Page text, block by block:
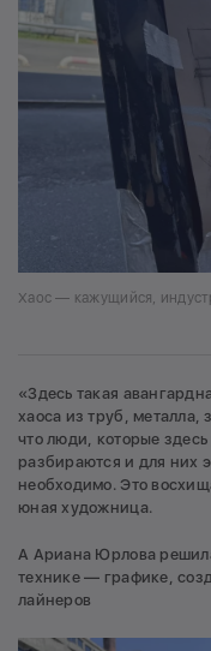
Хаос — кажущийся,
«Здесь такая
хаоса из труб,
что люди, которые
разбираются и для них
необходимо. Это
юная художница.
А Ариана Юрлова
технике — графике,
лайнеров